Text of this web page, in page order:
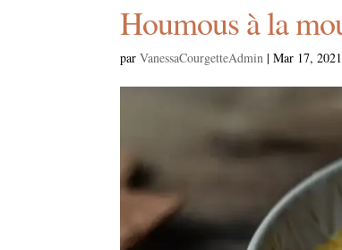
Houmous à la
parVanessaCourgetteAdmin |Mar 17, 2021